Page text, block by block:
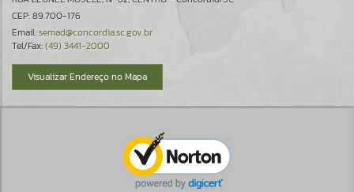
CEP: 89.700-176
Email:semad@concordia.sc.gov.br
Tel/Fax:(49) 3441-2000
Visualizar Endereço no Mapa